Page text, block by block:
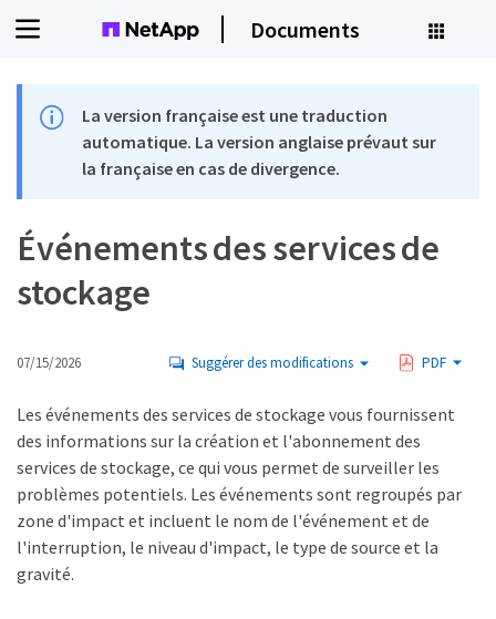
Documents
La version française est une traduction
automatique. La version anglaise prévaut sur
la française en cas de divergence.
Événements des services de
stockage
07/15/2026 Suggérer des modifications PDF
Les événements des services de stockage vous fournissent
des informations sur la création et l'abonnement des
services de stockage, ce qui vous permet de surveiller les
problèmes potentiels. Les événements sont regroupés par
zone d'impact et incluent le nom de l'événement et de
l'interruption, le niveau d'impact, le type de source et la
gravité.